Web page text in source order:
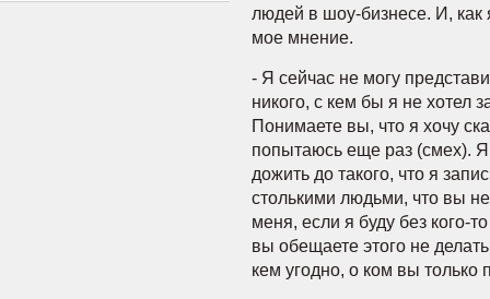
людей в шоу-бизнесе. И, как
мое мнение.
- Я сейчас не могу
никого, с кем бы я не хотел
Понимаете вы, что я хочу
попытаюсь еще раз (смех).
дожить до такого, что я
столькими людьми, что вы не
меня, если я буду без кого-
вы обещаете этого не
кем угодно, о ком вы только